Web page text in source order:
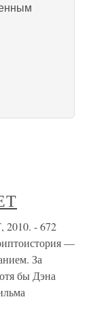
- 672
—
За
бы Дэна